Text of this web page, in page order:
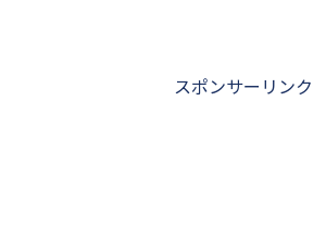
スポンサーリンク